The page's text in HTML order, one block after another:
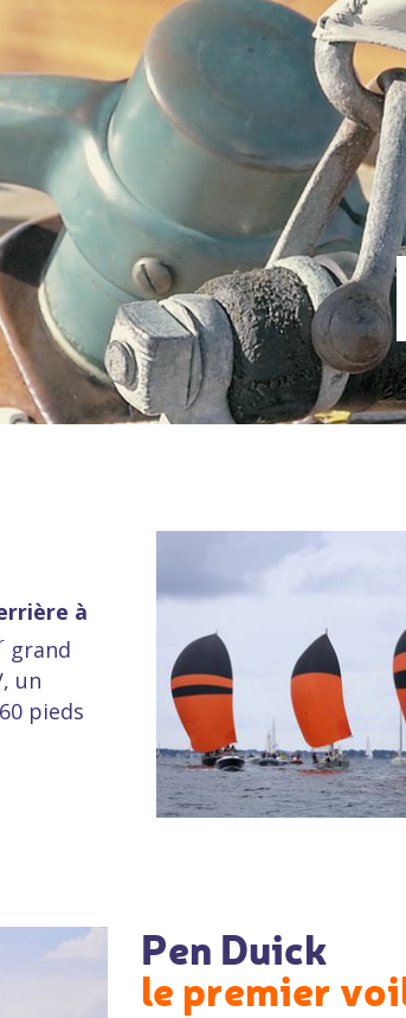
à
grand
un
pieds
Pen Duick
le premier